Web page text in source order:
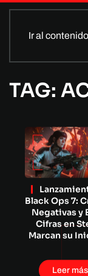
Ir al
TAG:
Black Ops 7:
Negativas y
Cifras en
Marcan su
Leer más